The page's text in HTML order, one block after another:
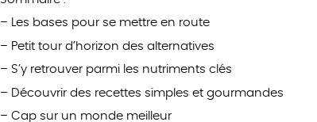
– Les bases pour se mettre en route
– Petit tour d’horizon des alternatives
– S’y retrouver parmi les nutriments clés
– Découvrir des recettes simples et gourmandes
– Cap sur un monde meilleur